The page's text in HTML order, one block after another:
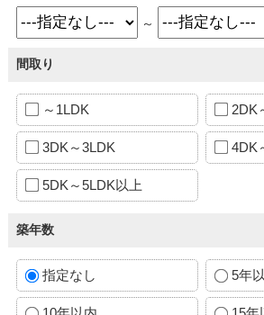
～
間取り
～1LDK 2DK
3DK～3LDK 4DK
5DK～5LDK以上
築年数
指定なし 5年